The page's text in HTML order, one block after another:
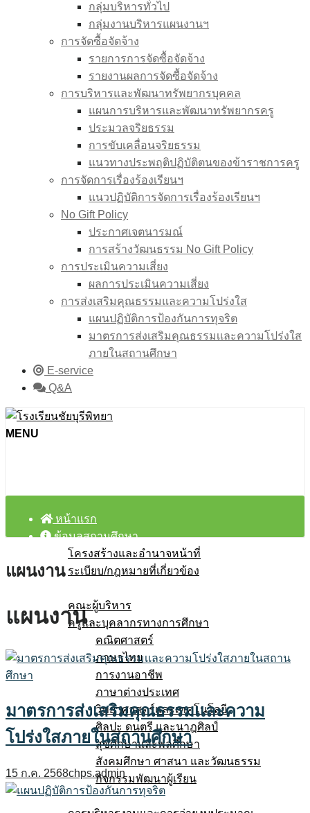
กลุ่มบริหารทั่วไป
กลุ่มงานบริหารแผนงานฯ
การจัดซื้อจัดจ้าง
รายการการจัดซื้อจัดจ้าง
รายงานผลการจัดซื้อจัดจ้าง
การบริหารและพัฒนาทรัพยากรบุคคล
แผนการบริหารและพัฒนาทรัพยากรครู
ประมวลจริยธรรม
การขับเคลื่อนจริยธรรม
แนวทางประพฤติปฏิบัติตนของข้าราชการครู
การจัดการเรื่องร้องเรียนฯ
แนวปฏิบัติการจัดการเรื่องร้องเรียนฯ
No Gift Policy
ประกาศเจตนารมณ์
การสร้างวัฒนธรรม No Gift Policy
การประเมินความเสี่ยง
ผลการประเมินความเสี่ยง
การส่งเสริมคุณธรรมและความโปร่งใส
แผนปฏิบัติการป้องกันการทุจริต
มาตรการส่งเสริมคุณธรรมเเละความโปร่งใส
ภายในสถานศึกษา
E-service
Q&A
MENU
หน้าแรก
ข้อมูลสถานศึกษา
โครงสร้างและอำนาจหน้าที่
ระเบียบ/กฎหมายที่เกี่ยวข้อง
คณะผู้บริหาร
ครูและบุคลากรทางการศึกษา
คณิตศาสตร์
ภาษาไทย
การงานอาชีพ
ภาษาต่างประเทศ
วิทยาศาสตร์และเทคโนโลยี
ศิลปะ ดนตรี และนาฎศิลป์
สุขศึกษาและพลศึกษา
สังคมศึกษา ศาสนา และวัฒนธรรม
กิจกรรมพัฒนาผู้เรียน
โรงเรียนสุจริต
แผนงาน
แผนงาน
มาตรการส่งเสริมคุณธรรมเเละความ
โปร่งใสภายในสถานศึกษา
15 ก.ค. 2568chps.admin